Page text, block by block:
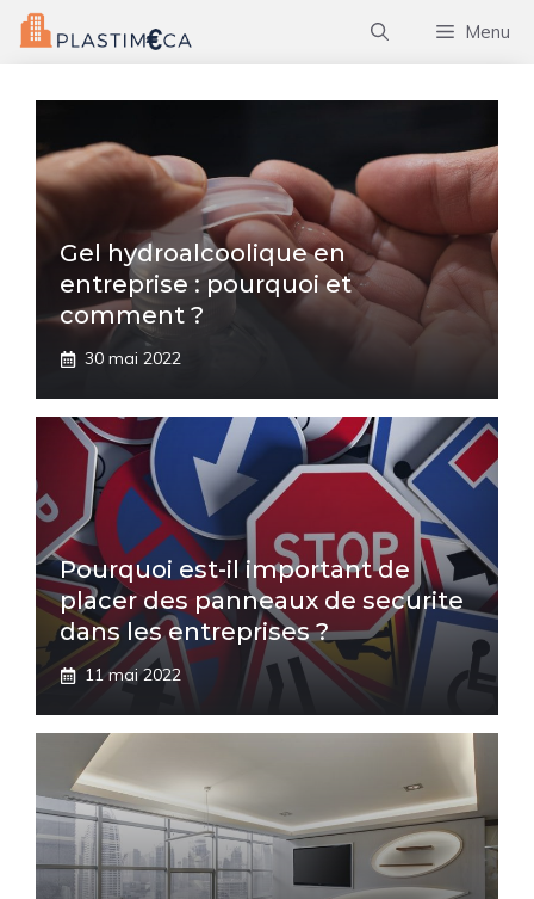
Aller
Menu
Gel hydroalcoolique en
entreprise : pourquoi et
comment ?
30 mai 2022
Pourquoi est-il important de
placer des panneaux de securite
dans les entreprises ?
11 mai 2022